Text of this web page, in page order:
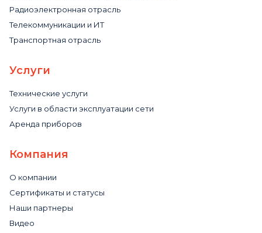
Радиоэлектронная отрасль
Телекоммуникации и ИТ
Транспортная отрасль
Услуги
Технические услуги
Услуги в области эксплуатации сети
Аренда приборов
Компания
О компании
Сертификаты и статусы
Наши партнеры
Видео